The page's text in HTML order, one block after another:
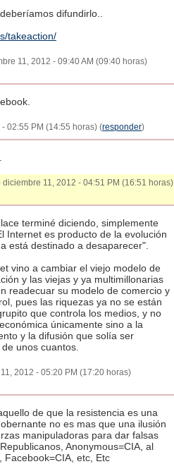
difundirlo..
takeaction/
11, 2012 - 09:40 AM (09:40 horas)
02:55 PM (14:55 horas) (responder)
diciembre 11, 2012 - 04:51 PM (16:51 horas)
terminé diciendo, simplemente
Internet es producto de la evolución
está destinado a desaparecer".
vino a cambiar el viejo modelo de
y las viejas y ya multimillonarias
readecuar su modelo de comercio y
pues las riquezas ya no se están
que controla los medios, y no
únicamente sino a la
y la difusión que solía ser
unos cuantos.
2012 - 05:20 PM (17:20 horas)
de que la resistencia es una
no es mas que una ilusión
manipuladoras para dar falsas
Anonymous=CIA, al
Facebook=CIA, etc, Etc